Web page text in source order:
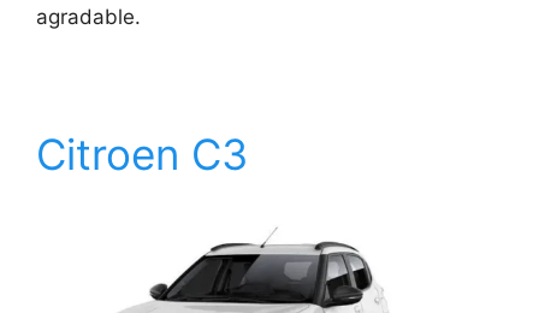
agradable.
Citroen C3